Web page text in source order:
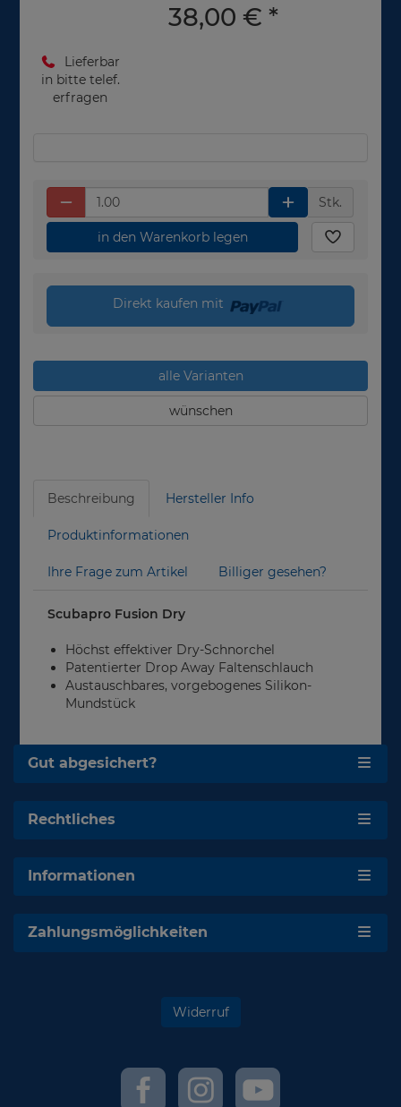
38,00 € *
Lieferbar
in bitte telef.
erfragen
Stk.
in den Warenkorb legen
Direkt kaufen mit
alle Varianten
wünschen
Beschreibung Hersteller Info
Produktinformationen
Ihre Frage zum Artikel Billiger gesehen?
Scubapro Fusion Dry
Höchst effektiver Dry-Schnorchel
Patentierter Drop Away Faltenschlauch
Austauschbares, vorgebogenes Silikon-
Mundstück
Gut abgesichert?
Rechtliches
Informationen
Zahlungsmöglichkeiten
Widerruf